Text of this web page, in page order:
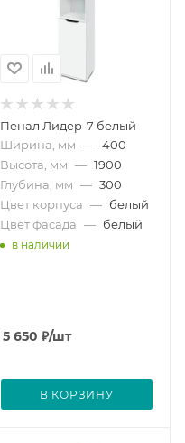
Пенал Лидер-7 белый
Ширина, мм — 400
Высота, мм — 1900
Глубина, мм — 300
Цвет корпуса — белый
Цвет фасада — белый
в наличии
5 650 ₽/шт
В КОРЗИНУ